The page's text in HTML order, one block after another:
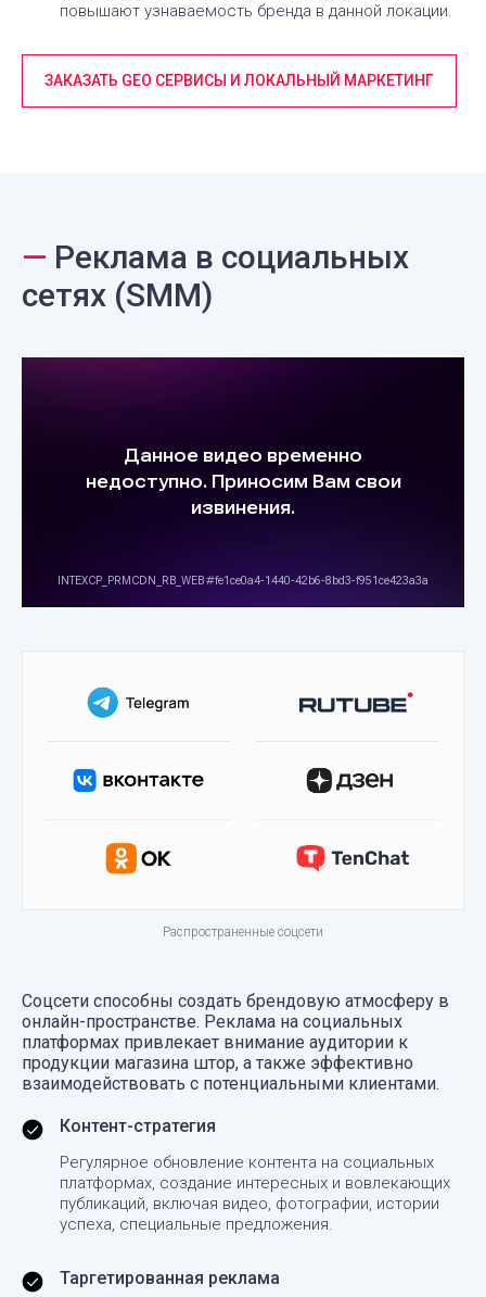
повышают узнаваемость бренда в данной локации.
ЗАКАЗАТЬ GEO СЕРВИСЫ И ЛОКАЛЬНЫЙ МАРКЕТИНГ
— Реклама в социальных
сетях (SMM)
Распространенные соцсети
Соцсети способны создать брендовую атмосферу в
онлайн-пространстве. Реклама на социальных
платформах привлекает внимание аудитории к
продукции магазина штор, а также эффективно
взаимодействовать с потенциальными клиентами.
Контент-стратегия
Регулярное обновление контента на социальных
платформах, создание интересных и вовлекающих
публикаций, включая видео, фотографии, истории
успеха, специальные предложения.
Таргетированная реклама